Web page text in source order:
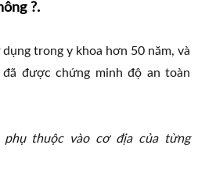
?.
trong y khoa hơn 50 năm, và
được chứng minh độ an toàn
thuộc vào cơ địa của từng